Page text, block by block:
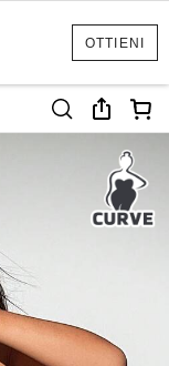
OTTIENI